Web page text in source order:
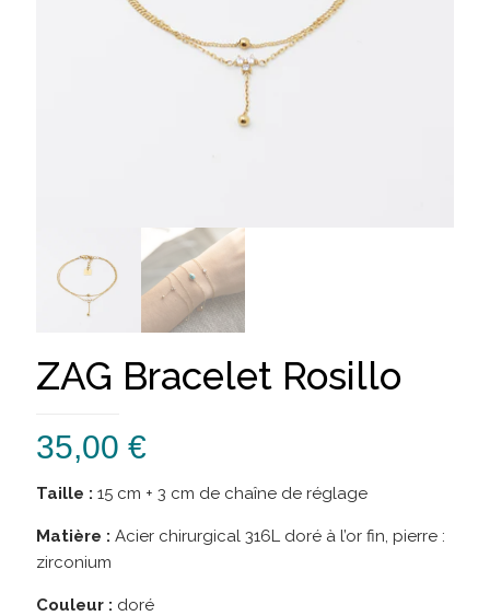
ZAG Bracelet Rosillo
35,00 €
Taille : 15 cm + 3 cm de chaîne de réglage
Matière : Acier chirurgical 316L doré à l’or fin, pierre :
zirconium
Couleur : doré